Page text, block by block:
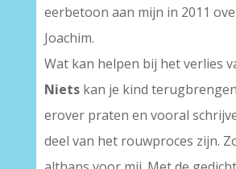
eerbetoon aan mijn in 2011
Joachim.
Wat kan helpen bij het verlies
Niets kan je kind
erover praten en vooral
deel van het rouwproces zijn.